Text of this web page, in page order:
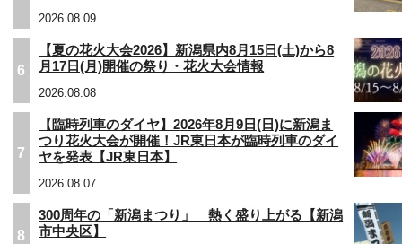
2026.08.09
6
【夏の花火大会2026】新潟県内8月15日(土)から8
月17日(月)開催の祭り・花火大会情報
2026.08.08
7
【臨時列車のダイヤ】2026年8月9日(日)に新潟ま
つり花火大会が開催！JR東日本が臨時列車のダイ
ヤを発表【JR東日本】
2026.08.07
8
300周年の「新潟まつり」 熱く盛り上がる【新潟
市中央区】